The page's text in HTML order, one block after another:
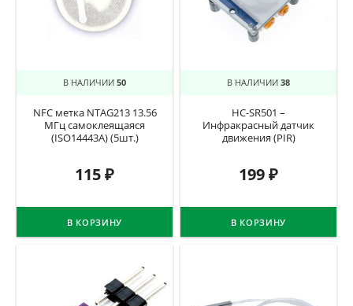
В НАЛИЧИИ 50
NFC метка NTAG213 13.56
МГц самоклеящаяся
(ISO14443A) (5шт.)
115₽
В КОРЗИНУ
В НАЛИЧИИ 38
HC-SR501 –
Инфракрасный датчик
движения (PIR)
199₽
В КОРЗИНУ